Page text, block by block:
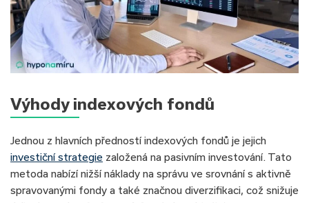
Výhody indexových fondů
Jednou z hlavních předností indexových fondů je jejich
investiční strategie založená na pasivním investování. Tato
metoda nabízí nižší náklady na správu ve srovnání s aktivně
spravovanými fondy a také značnou diverzifikaci, což snižuje